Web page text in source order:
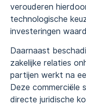
verouderen
technologische
investeringen
Daarnaast
zakelijke relaties
partijen werkt na
Deze commerciële
directe juridische